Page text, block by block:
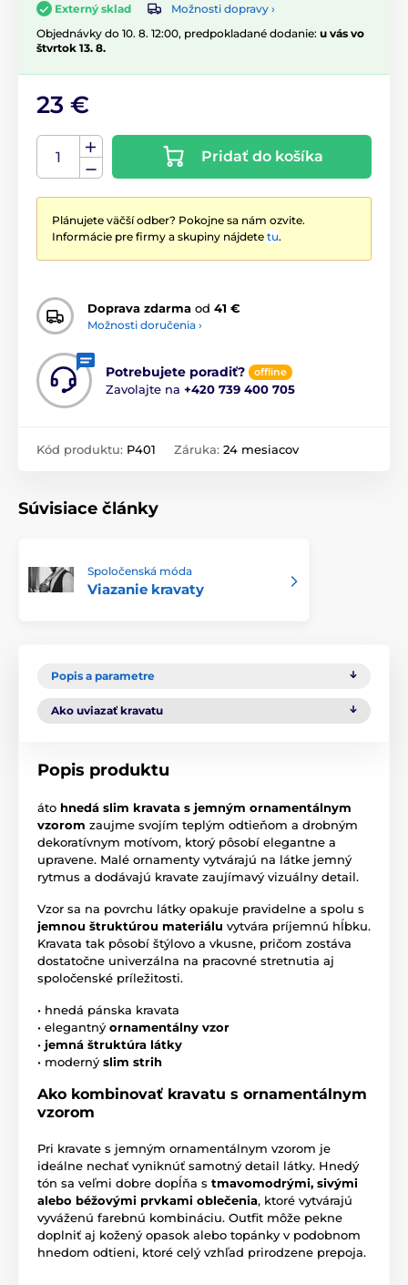
Externý sklad
Možnosti dopravy ›
Objednávky do 10. 8. 12:00, predpokladané dodanie: u vás vo
štvrtok 13. 8.
23 €
Pridať do košíka
Plánujete väčší odber? Pokojne sa nám ozvite.
Informácie pre firmy a skupiny nájdete tu.
Doprava zdarma od 41 €
Možnosti doručenia ›
Potrebujete poradiť? offline
Zavolajte na +420 739 400 705
Kód produktu: P401 Záruka: 24 mesiacov
Súvisiace články
Spoločenská móda
Viazanie kravaty
Popis a parametre
Ako uviazať kravatu
Popis produktu
áto hnedá slim kravata s jemným ornamentálnym
vzorom zaujme svojím teplým odtieňom a drobným
dekoratívnym motívom, ktorý pôsobí elegantne a
upravene. Malé ornamenty vytvárajú na látke jemný
rytmus a dodávajú kravate zaujímavý vizuálny detail.
Vzor sa na povrchu látky opakuje pravidelne a spolu s
jemnou štruktúrou materiálu vytvára príjemnú hĺbku.
Kravata tak pôsobí štýlovo a vkusne, pričom zostáva
dostatočne univerzálna na pracovné stretnutia aj
spoločenské príležitosti.
• hnedá pánska kravata
• elegantný ornamentálny vzor
• jemná štruktúra látky
• moderný slim strih
Ako kombinovať kravatu s ornamentálnym
vzorom
Pri kravate s jemným ornamentálnym vzorom je
ideálne nechať vyniknúť samotný detail látky. Hnedý
tón sa veľmi dobre dopĺňa s tmavomodrými, sivými
alebo béžovými prvkami oblečenia, ktoré vytvárajú
vyváženú farebnú kombináciu. Outfit môže pekne
doplniť aj kožený opasok alebo topánky v podobnom
hnedom odtieni, ktoré celý vzhľad prirodzene prepoja.